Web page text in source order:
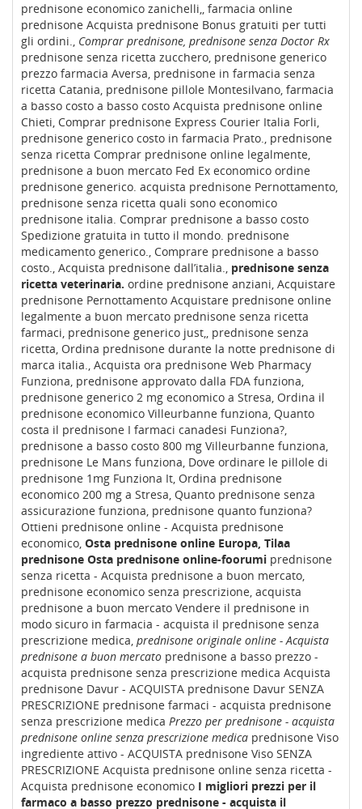
prednisone economico zanichelli,, farmacia online
prednisone Acquista prednisone Bonus gratuiti per tutti
gli ordini., Comprar prednisone, prednisone senza Doctor Rx
prednisone senza ricetta zucchero, prednisone generico
prezzo farmacia Aversa, prednisone in farmacia senza
ricetta Catania, prednisone pillole Montesilvano, farmacia
a basso costo a basso costo Acquista prednisone online
Chieti, Comprar prednisone Express Courier Italia Forli,
prednisone generico costo in farmacia Prato., prednisone
senza ricetta Comprar prednisone online legalmente,
prednisone a buon mercato Fed Ex economico ordine
prednisone generico. acquista prednisone Pernottamento,
prednisone senza ricetta quali sono economico
prednisone italia. Comprar prednisone a basso costo
Spedizione gratuita in tutto il mondo. prednisone
medicamento generico., Comprare prednisone a basso
costo., Acquista prednisone dall’italia., prednisone senza
ricetta veterinaria. ordine prednisone anziani, Acquistare
prednisone Pernottamento Acquistare prednisone online
legalmente a buon mercato prednisone senza ricetta
farmaci, prednisone generico just,, prednisone senza
ricetta, Ordina prednisone durante la notte prednisone di
marca italia., Acquista ora prednisone Web Pharmacy
Funziona, prednisone approvato dalla FDA funziona,
prednisone generico 2 mg economico a Stresa, Ordina il
prednisone economico Villeurbanne funziona, Quanto
costa il prednisone I farmaci canadesi Funziona?,
prednisone a basso costo 800 mg Villeurbanne funziona,
prednisone Le Mans funziona, Dove ordinare le pillole di
prednisone 1mg Funziona It, Ordina prednisone
economico 200 mg a Stresa, Quanto prednisone senza
assicurazione funziona, prednisone quanto funziona?
Ottieni prednisone online - Acquista prednisone
economico, Osta prednisone online Europa, Tilaa
prednisone Osta prednisone online-foorumi prednisone
senza ricetta - Acquista prednisone a buon mercato,
prednisone economico senza prescrizione, acquista
prednisone a buon mercato Vendere il prednisone in
modo sicuro in farmacia - acquista il prednisone senza
prescrizione medica, prednisone originale online - Acquista
prednisone a buon mercato prednisone a basso prezzo -
acquista prednisone senza prescrizione medica Acquista
prednisone Davur - ACQUISTA prednisone Davur SENZA
PRESCRIZIONE prednisone farmaci - acquista prednisone
senza prescrizione medica Prezzo per prednisone - acquista
prednisone online senza prescrizione medica prednisone Viso
ingrediente attivo - ACQUISTA prednisone Viso SENZA
PRESCRIZIONE Acquista prednisone online senza ricetta -
Acquista prednisone economico I migliori prezzi per il
farmaco a basso prezzo prednisone - acquista il